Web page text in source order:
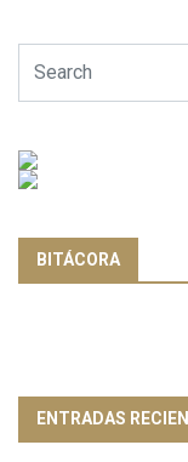
BITÁCORA
ENTRADAS